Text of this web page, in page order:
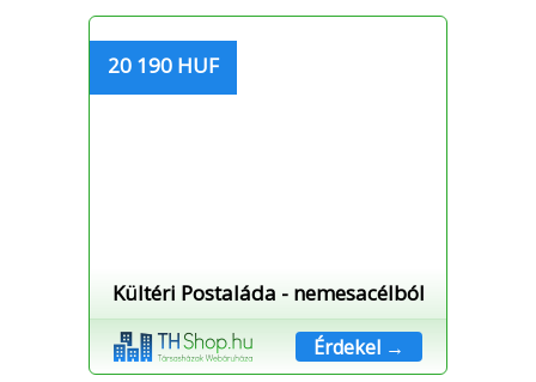
20 190 HUF
Kültéri Postaláda - nemesacélból
Érdekel →